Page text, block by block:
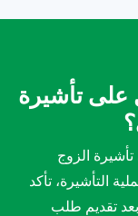
على تأشيرة
الزوج
عملية التأشيرة، تأكد
تقديم طلب